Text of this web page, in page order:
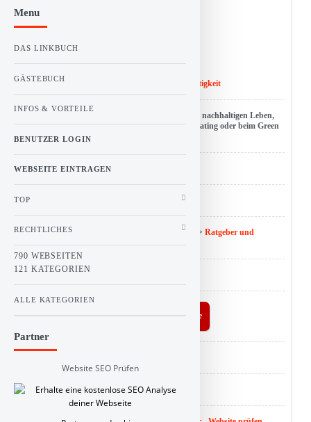
Titel :Besser nachhaltig leben! Blog für Nachhaltigkeit
Beschreibung : Nachhaltigkeit ist angesagt: beim nachhaltigen Leben,
Einkaufen, beim Essen und Trinken mit Clean Eating oder beim Green
Lifestyle. Besser nachhaltig!
URL : besser-nachhaltig.com
Hits : 0
Kategorie :Linkbuch Internet und Websuche > Ratgeber und
Infoseiten
ID : 168
Buy Linkbuch a coffee
Backlink : Checker
Menu
DAS LINKBUCH
GÄSTEBUCH
INFOS & VORTEILE
BENUTZER LOGIN
WEBSEITE EINTRAGEN
TOP
RECHTLICHES
790 WEBSEITEN
121 KATEGORIEN
ALLE KATEGORIEN
Partner
Website SEO Prüfen